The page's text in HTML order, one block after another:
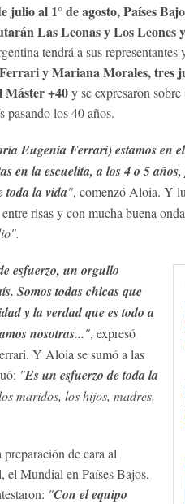
julio al 1° de agosto, Países
Las Leonas y Los
tendrá a sus
y Mariana Morales, tres
Máster +40y se expresaron
pasando los 40 años.
Eugenia Ferrari) estamos en
en la escuelita, a los 4 o 5
toda la vida", comenzó Aloia. Y
risas y con mucha buena
esfuerzo, un orgullo
Somos todas chicas que
y la verdad que es todo a
nosotras...", expresó
Y Aloia se sumó a las
"Es un esfuerzo de toda la
maridos, los hijos, madres,
de cara al
el Mundial en Países Bajos,
"Con el equipo